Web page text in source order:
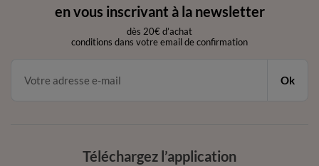
en vous inscrivant à la newsletter
dès 20€ d’achat
conditions dans votre email de confirmation
Ok
Téléchargez l’application